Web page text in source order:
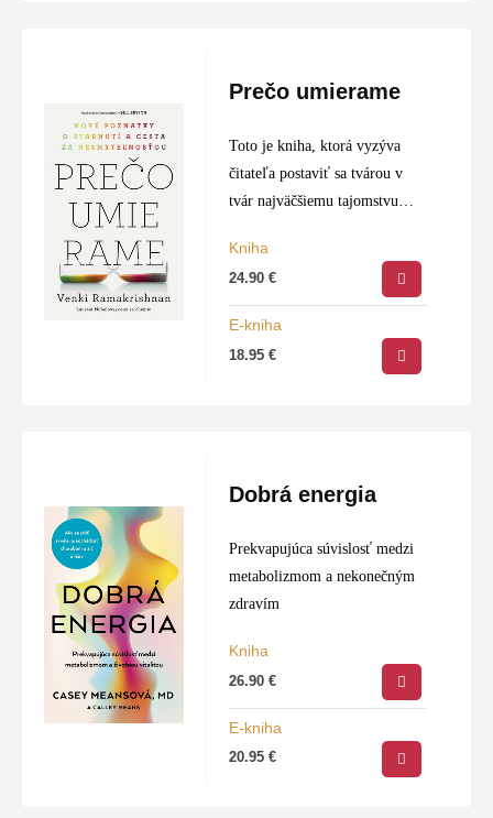
Prečo umierame
Toto je kniha, ktorá vyzýva
čitateľa postaviť sa tvárou v
tvár najväčšiemu tajomstvu
Kniha
24.90€
E-kniha
18.95€
Dobrá energia
Prekvapujúca súvislosť medzi
metabolizmom a nekonečným
zdravím
Kniha
26.90€
E-kniha
20.95€